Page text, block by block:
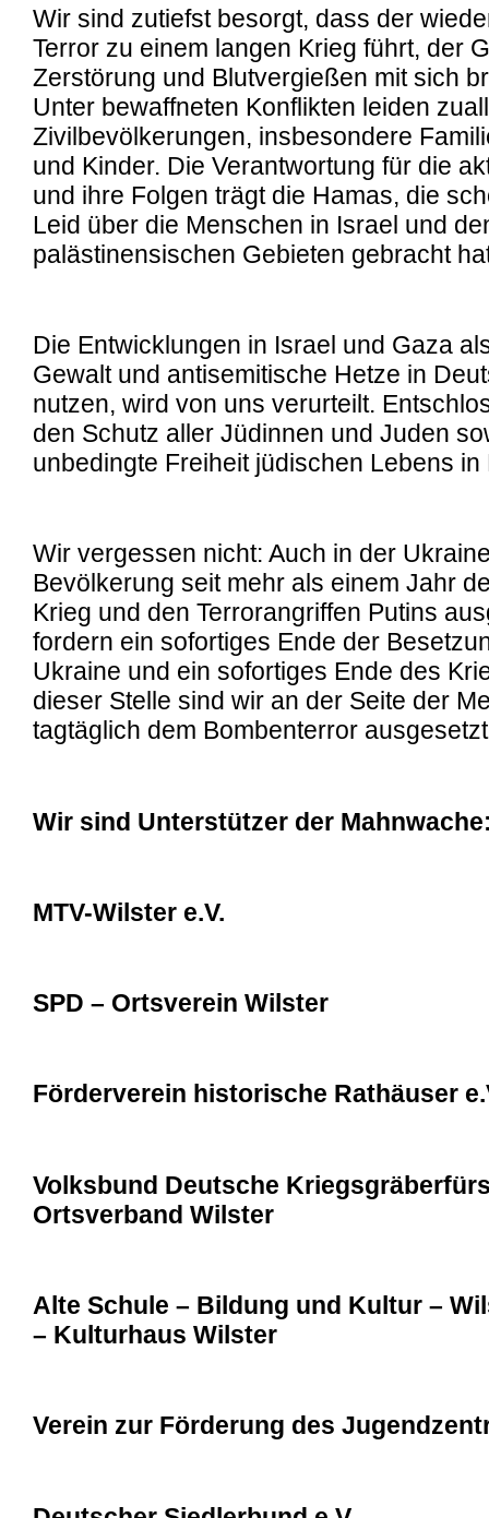
Wir sind zutiefst besorgt, dass der
Terror zu einem langen Krieg führt, der
Zerstörung und Blutvergießen mit sich
Unter bewaffneten Konflikten leiden
Zivilbevölkerungen, insbesondere
und Kinder. Die Verantwortung für die
und ihre Folgen trägt die Hamas, die
Leid über die Menschen in Israel und
palästinensischen Gebieten gebracht
Die Entwicklungen in Israel und Gaza
Gewalt und antisemitische Hetze in
nutzen, wird von uns verurteilt.
den Schutz aller Jüdinnen und Juden
unbedingte Freiheit jüdischen Lebens
Wir vergessen nicht: Auch in der
Bevölkerung seit mehr als einem Jahr
Krieg und den Terrorangriffen Putins
fordern ein sofortiges Ende der
Ukraine und ein sofortiges Ende des
dieser Stelle sind wir an der Seite der
tagtäglich dem Bombenterror
Wir sind Unterstützer der
MTV-Wilster e.V.
SPD – Ortsverein Wilster
Förderverein historische Rathäuser
Volksbund Deutsche
Ortsverband Wilster
Alte Schule – Bildung und Kultur –
– Kulturhaus Wilster
Verein zur Förderung des